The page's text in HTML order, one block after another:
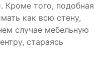
того, подобная
как всю стену,
случае мебельную
стараясь